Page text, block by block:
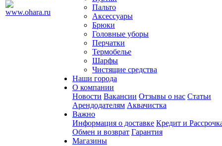
Пальто
Аксессуары
Брюки
Головные уборы
Перчатки
Термобелье
Шарфы
Чистящие средства
Наши города
О компании
Новости Вакансии Отзывы о нас Статьи
Арендодателям Аквачистка
Важно
Информация о доставке Кредит и
Обмен и возврат Гарантия
Магазины